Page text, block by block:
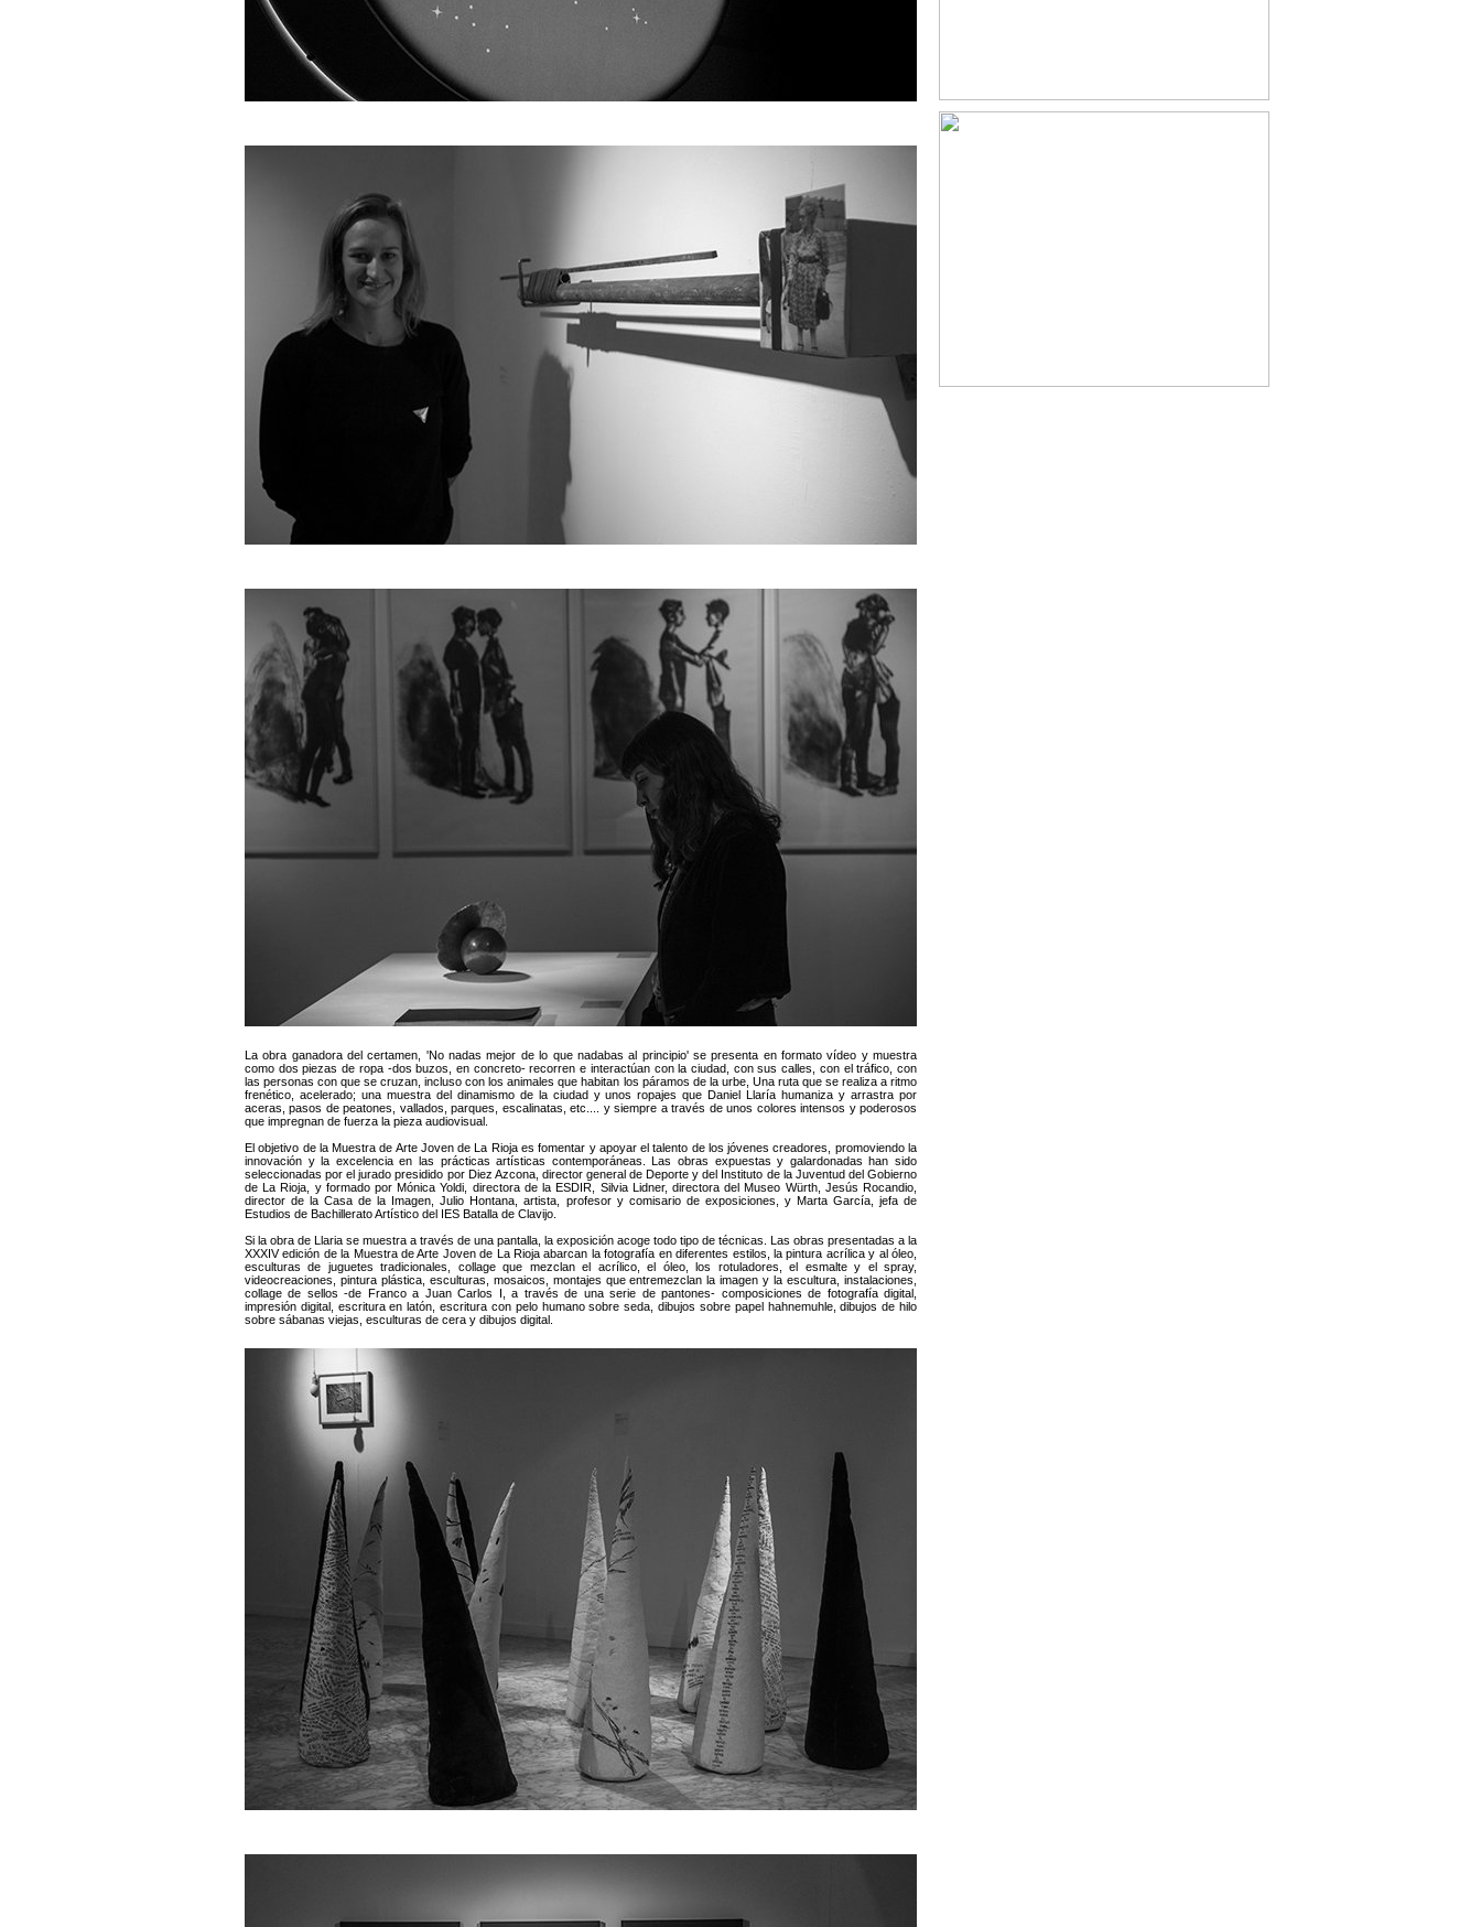
La obra ganadora del certamen, 'No nadas mejor de lo que nadabas al principio' se presenta en formato vídeo y muestra
como dos piezas de ropa -dos buzos, en concreto- recorren e interactúan con la ciudad, con sus calles, con el tráfico, con
las personas con que se cruzan, incluso con los animales que habitan los páramos de la urbe, Una ruta que se realiza a ritmo
frenético, acelerado; una muestra del dinamismo de la ciudad y unos ropajes que Daniel Llaría humaniza y arrastra por
aceras, pasos de peatones, vallados, parques, escalinatas, etc.... y siempre a través de unos colores intensos y poderosos
que impregnan de fuerza la pieza audiovisual.
El objetivo de la Muestra de Arte Joven de La Rioja es fomentar y apoyar el talento de los jóvenes creadores, promoviendo la
innovación y la excelencia en las prácticas artísticas contemporáneas. Las obras expuestas y galardonadas han sido
seleccionadas por el jurado presidido por Diez Azcona, director general de Deporte y del Instituto de la Juventud del Gobierno
de La Rioja, y formado por Mónica Yoldi, directora de la ESDIR, Silvia Lidner, directora del Museo Würth, Jesús Rocandio,
director de la Casa de la Imagen, Julio Hontana, artista, profesor y comisario de exposiciones, y Marta García, jefa de
Estudios de Bachillerato Artístico del IES Batalla de Clavijo.
Si la obra de Llaria se muestra a través de una pantalla, la exposición acoge todo tipo de técnicas. Las obras presentadas a la
XXXIV edición de la Muestra de Arte Joven de La Rioja abarcan la fotografía en diferentes estilos, la pintura acrílica y al óleo,
esculturas de juguetes tradicionales, collage que mezclan el acrílico, el óleo, los rotuladores, el esmalte y el spray,
videocreaciones, pintura plástica, esculturas, mosaicos, montajes que entremezclan la imagen y la escultura, instalaciones,
collage de sellos -de Franco a Juan Carlos I, a través de una serie de pantones- composiciones de fotografía digital,
impresión digital, escritura en latón, escritura con pelo humano sobre seda, dibujos sobre papel hahnemuhle, dibujos de hilo
sobre sábanas viejas, esculturas de cera y dibujos digital.